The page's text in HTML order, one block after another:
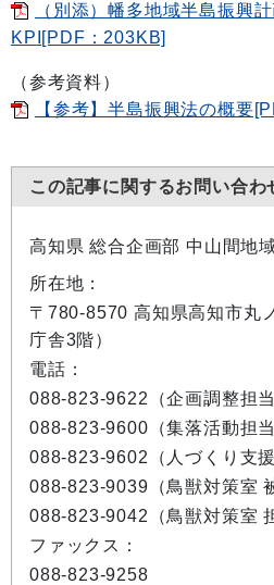
（別添）幡多地域半島振興
KPI[PDF：203KB]
（参考資料）
【参考】半島振興法の概要
この記事に関するお問い合わ
高知県 総合企画部 中山間地
所在地：
〒780-8570 高知県高知市丸
庁舎3階）
電話：
088-823-9622（企画調整担当
088-823-9600（集落活動担当
088-823-9602（人づくり支援
088-823-9039（鳥獣対策室
088-823-9042（鳥獣対策室
ファックス：
088-823-9258